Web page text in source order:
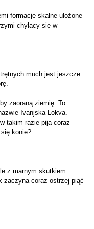
formacje skalne ułożone
chylący się w
much jest jeszcze
zaoraną ziemię. To
Ivanjska Lokva.
takim razie piją coraz
konie?
z marnym skutkiem.
zaczyna coraz ostrzej piąć